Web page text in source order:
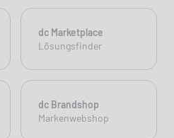
dc Marketplace
Lösungsfinder
dc Brandshop
Markenwebshop